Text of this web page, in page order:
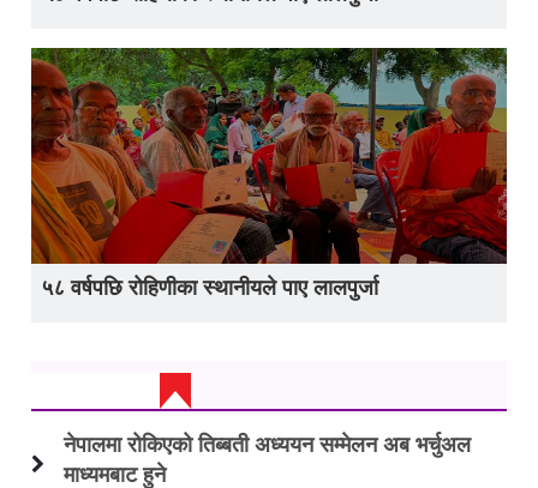
५८ वर्षपछि रोहिणीका स्थानीयले पाए लालपुर्जा
नेपालमा रोकिएको तिब्बती अध्ययन सम्मेलन अब भर्चुअल
माध्यमबाट हुने